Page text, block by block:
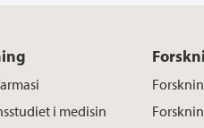
i medisin